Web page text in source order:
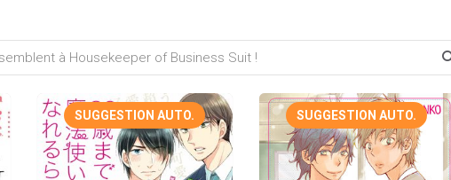
SUGGESTION AUTO. SUGGESTION AUTO.